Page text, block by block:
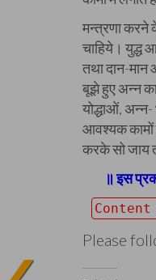
मन्त्रणा करने
चाहिये। युद्ध
तथा दान-मान
बूझे हुए अन्न
योद्धाओं,
आवश्यक कामों
करके सो जाय
॥ इस
Please